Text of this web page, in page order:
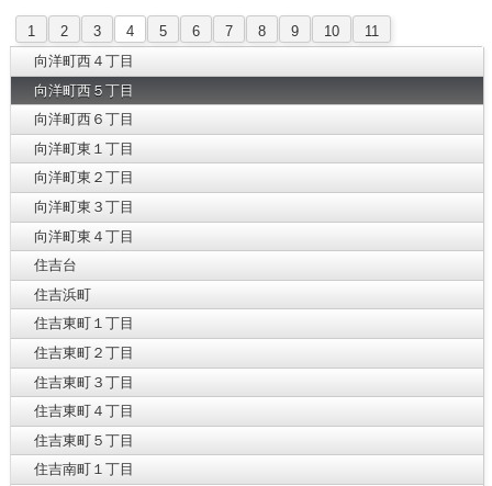
1 2 3 4 5 6 7 8 9 10
11
向洋町西４丁目
向洋町西５丁目
向洋町西６丁目
向洋町東１丁目
向洋町東２丁目
向洋町東３丁目
向洋町東４丁目
住吉台
住吉浜町
住吉東町１丁目
住吉東町２丁目
住吉東町３丁目
住吉東町４丁目
住吉東町５丁目
住吉南町１丁目